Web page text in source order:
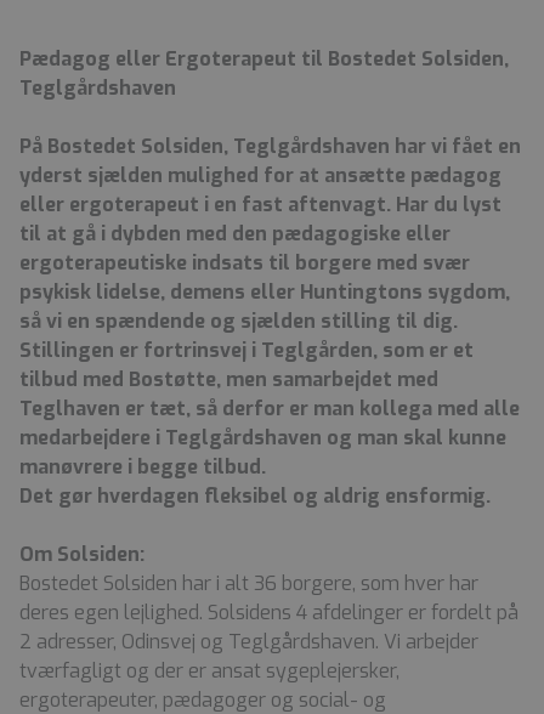
Pædagog eller Ergoterapeut til Bostedet Solsiden,
Teglgårdshaven
På Bostedet Solsiden, Teglgårdshaven har vi fået en
yderst sjælden mulighed for at ansætte pædagog
eller ergoterapeut i en fast aftenvagt. Har du lyst
til at gå i dybden med den pædagogiske eller
ergoterapeutiske indsats til borgere med svær
psykisk lidelse, demens eller Huntingtons sygdom,
så vi en spændende og sjælden stilling til dig.
Stillingen er fortrinsvej i Teglgården, som er et
tilbud med Bostøtte, men samarbejdet med
Teglhaven er tæt, så derfor er man kollega med alle
medarbejdere i Teglgårdshaven og man skal kunne
manøvrere i begge tilbud.
Det gør hverdagen fleksibel og aldrig ensformig.
Om Solsiden:
Bostedet Solsiden har i alt 36 borgere, som hver har
deres egen lejlighed. Solsidens 4 afdelinger er fordelt på
2 adresser, Odinsvej og Teglgårdshaven. Vi arbejder
tværfagligt og der er ansat sygeplejersker,
ergoterapeuter, pædagoger og social- og